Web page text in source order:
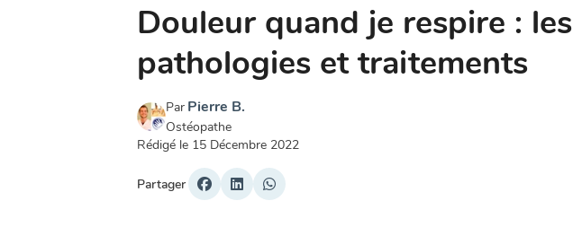
Douleur quand je respire : les
pathologies et traitements
Par Pierre B.
Ostéopathe
Rédigé le 15 Décembre 2022
Partager